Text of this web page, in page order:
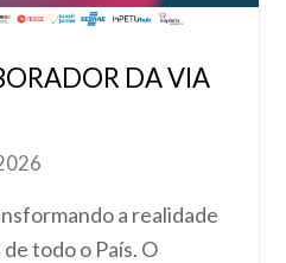
DA VIA
a realidade
todo o País. O